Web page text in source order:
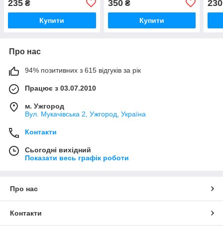
235 ₴
Купити
350₴
Купити
230
Про нас
94% позитивних з 615 відгуків за рік
Працює з 03.07.2010
м. Ужгород
Вул. Мукачівська 2, Ужгород, Україна
Контакти
Сьогодні вихідний
Показати весь графік роботи
Про нас
Контакти